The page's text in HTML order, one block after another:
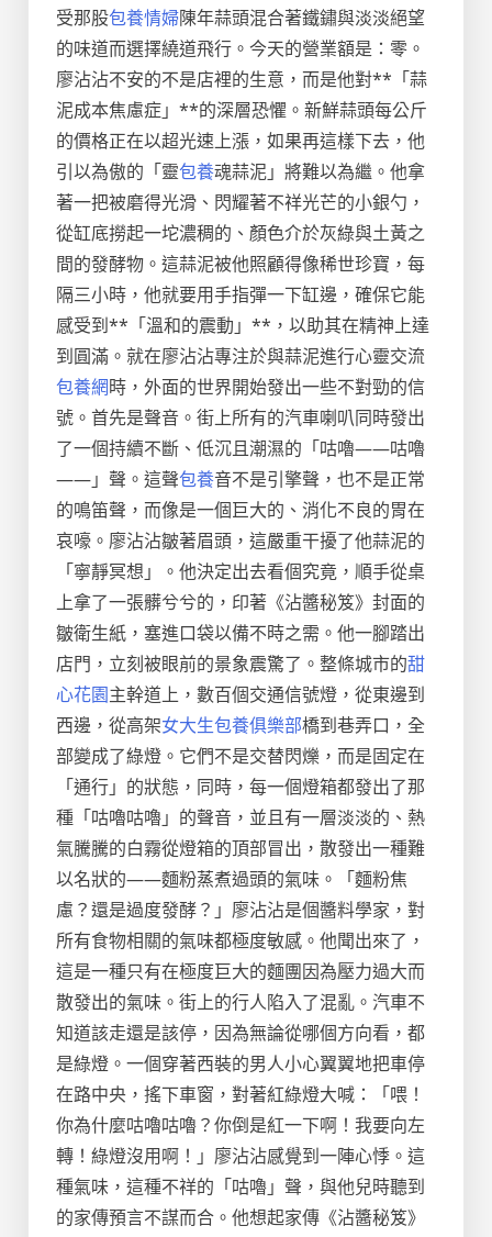
受那股包養情婦陳年蒜頭混合著鐵鏽與淡淡絕望
的味道而選擇繞道飛行。今天的營業額是：零。
廖沾沾不安的不是店裡的生意，而是他對**「蒜
泥成本焦慮症」**的深層恐懼。新鮮蒜頭每公斤
的價格正在以超光速上漲，如果再這樣下去，他
引以為傲的「靈包養魂蒜泥」將難以為繼。他拿
著一把被磨得光滑、閃耀著不祥光芒的小銀勺，
從缸底撈起一坨濃稠的、顏色介於灰綠與土黃之
間的發酵物。這蒜泥被他照顧得像稀世珍寶，每
隔三小時，他就要用手指彈一下缸邊，確保它能
感受到**「溫和的震動」**，以助其在精神上達
到圓滿。就在廖沾沾專注於與蒜泥進行心靈交流
包養網時，外面的世界開始發出一些不對勁的信
號。首先是聲音。街上所有的汽車喇叭同時發出
了一個持續不斷、低沉且潮濕的「咕嚕——咕嚕
——」聲。這聲包養音不是引擎聲，也不是正常
的鳴笛聲，而像是一個巨大的、消化不良的胃在
哀嚎。廖沾沾皺著眉頭，這嚴重干擾了他蒜泥的
「寧靜冥想」。他決定出去看個究竟，順手從桌
上拿了一張髒兮兮的，印著《沾醬秘笈》封面的
皺衛生紙，塞進口袋以備不時之需。他一腳踏出
店門，立刻被眼前的景象震驚了。整條城市的甜
心花園主幹道上，數百個交通信號燈，從東邊到
西邊，從高架女大生包養俱樂部橋到巷弄口，全
部變成了綠燈。它們不是交替閃爍，而是固定在
「通行」的狀態，同時，每一個燈箱都發出了那
種「咕嚕咕嚕」的聲音，並且有一層淡淡的、熱
氣騰騰的白霧從燈箱的頂部冒出，散發出一種難
以名狀的——麵粉蒸煮過頭的氣味。「麵粉焦
慮？還是過度發酵？」廖沾沾是個醬料學家，對
所有食物相關的氣味都極度敏感。他聞出來了，
這是一種只有在極度巨大的麵團因為壓力過大而
散發出的氣味。街上的行人陷入了混亂。汽車不
知道該走還是該停，因為無論從哪個方向看，都
是綠燈。一個穿著西裝的男人小心翼翼地把車停
在路中央，搖下車窗，對著紅綠燈大喊：「喂！
你為什麼咕嚕咕嚕？你倒是紅一下啊！我要向左
轉！綠燈沒用啊！」廖沾沾感覺到一陣心悸。這
種氣味，這種不祥的「咕嚕」聲，與他兒時聽到
的家傳預言不謀而合。他想起家傳《沾醬秘笈》